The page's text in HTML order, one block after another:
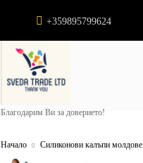
+359895799624
Благодарим Ви за доверието!
Начало Силиконови калъпи молдове